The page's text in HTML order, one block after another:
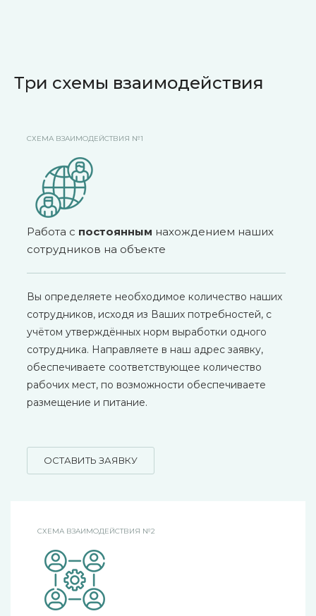
Три схемы взаимодействия
СХЕМА ВЗАИМОДЕЙСТВИЯ №1
Работа с постоянным нахождением наших
сотрудников на объекте
Вы определяете необходимое количество наших
сотрудников, исходя из Ваших потребностей, с
учётом утверждённых норм выработки одного
сотрудника. Направляете в наш адрес заявку,
обеспечиваете соответствующее количество
рабочих мест, по возможности обеспечиваете
размещение и питание.
ОСТАВИТЬ ЗАЯВКУ
СХЕМА ВЗАИМОДЕЙСТВИЯ №2